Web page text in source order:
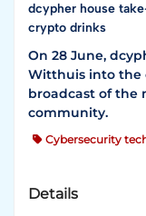
dcypher house
crypto drinks
On 28 June,
Witthuis into the
broadcast of the
community.
Cybersecurity
Details